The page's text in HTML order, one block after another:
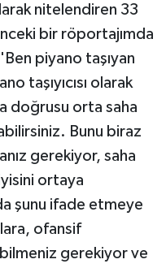
nitelendiren 33
bir röportajımda
piyano taşıyan
taşıyıcısı olarak
doğrusu orta saha
Bunu biraz
gerekiyor, saha
ortaya
şunu ifade etmeye
ofansif
gerekiyor ve